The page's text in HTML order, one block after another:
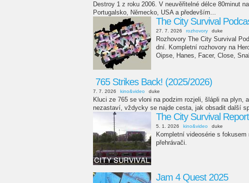
Destroy 1 z roku 2006. V neuvěřitelné délce 80minut
Portugalsko, Německo, USA a především...
The City Survival
27. 7. 2026 rozhovory duke
Rozhovory The City Survival
dní. Kompletní rozhovory na
Oipse, Hanes, Facer, Close,
765 Strikes Back! (2025/2026)
7. 7. 2026 kino&video duke
Kluci ze 765 se vloni na podzim rozjeli, šlápli na plyn,
nezastaví, vždycky se najde cesta, jak obsadit další
The City Survival Report
5. 1. 2026 kino&video duke
Kompletní videosérie s
přehrávači.
Jam 4 Quest 2025